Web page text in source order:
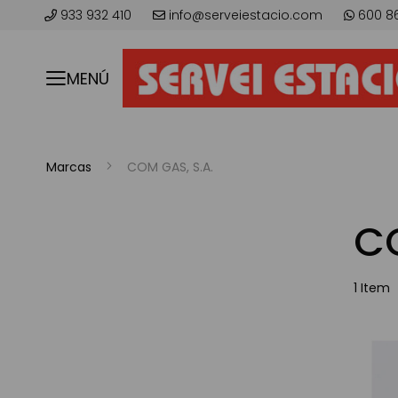
933 932 410 info@serveiestacio.com 600
MENÚ
Marcas COM GAS, S.A.
1 Item